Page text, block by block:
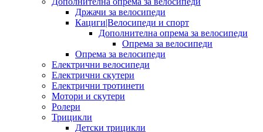
Држачи за велосипеди
Кациги|Велосипеди и спорт
Дополнителна опрема за велосипеди
Опрема за велосипеди
Опрема за велосипеди
Електрични велосипеди
Електрични скутери
Електрични тротинети
Мотори и скутери
Ролери
Трицикли
Детски трицикли